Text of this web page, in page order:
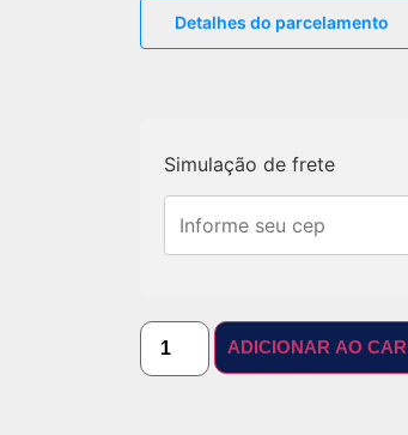
Detalhes do parcelamento
Simulação de frete
ADICIONAR AO